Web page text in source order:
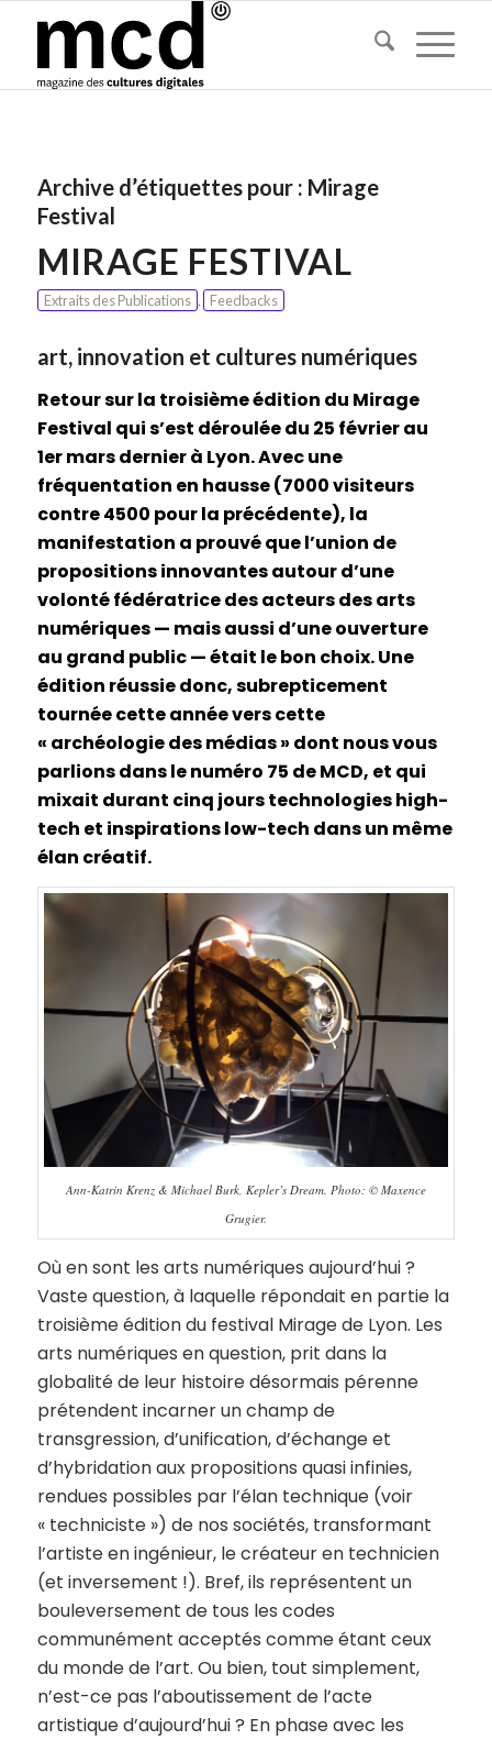
Archive d’étiquettes pour : Mirage
Festival
MIRAGE FESTIVAL
Extraits des Publications , Feedbacks
art, innovation et cultures numériques
Retour sur la troisième édition du Mirage
Festival qui s’est déroulée du 25 février au
1er mars dernier à Lyon. Avec une
fréquentation en hausse (7000 visiteurs
contre 4500 pour la précédente), la
manifestation a prouvé que l’union de
propositions innovantes autour d’une
volonté fédératrice des acteurs des arts
numériques — mais aussi d’une ouverture
au grand public — était le bon choix. Une
édition réussie donc, subrepticement
tournée cette année vers cette
« archéologie des médias » dont nous vous
parlions dans le numéro 75 de MCD, et qui
mixait durant cinq jours technologies high-
tech et inspirations low-tech dans un même
élan créatif.
Ann-Katrin Krenz & Michael Burk, Kepler’s Dream. Photo: © Maxence
Grugier.
Où en sont les arts numériques aujourd’hui ?
Vaste question, à laquelle répondait en partie la
troisième édition du festival Mirage de Lyon. Les
arts numériques en question, prit dans la
globalité de leur histoire désormais pérenne
prétendent incarner un champ de
transgression, d’unification, d’échange et
d’hybridation aux propositions quasi infinies,
rendues possibles par l’élan technique (voir
« techniciste ») de nos sociétés, transformant
l’artiste en ingénieur, le créateur en technicien
(et inversement !). Bref, ils représentent un
bouleversement de tous les codes
communément acceptés comme étant ceux
du monde de l’art. Ou bien, tout simplement,
n’est-ce pas l’aboutissement de l’acte
artistique d’aujourd’hui ? En phase avec les